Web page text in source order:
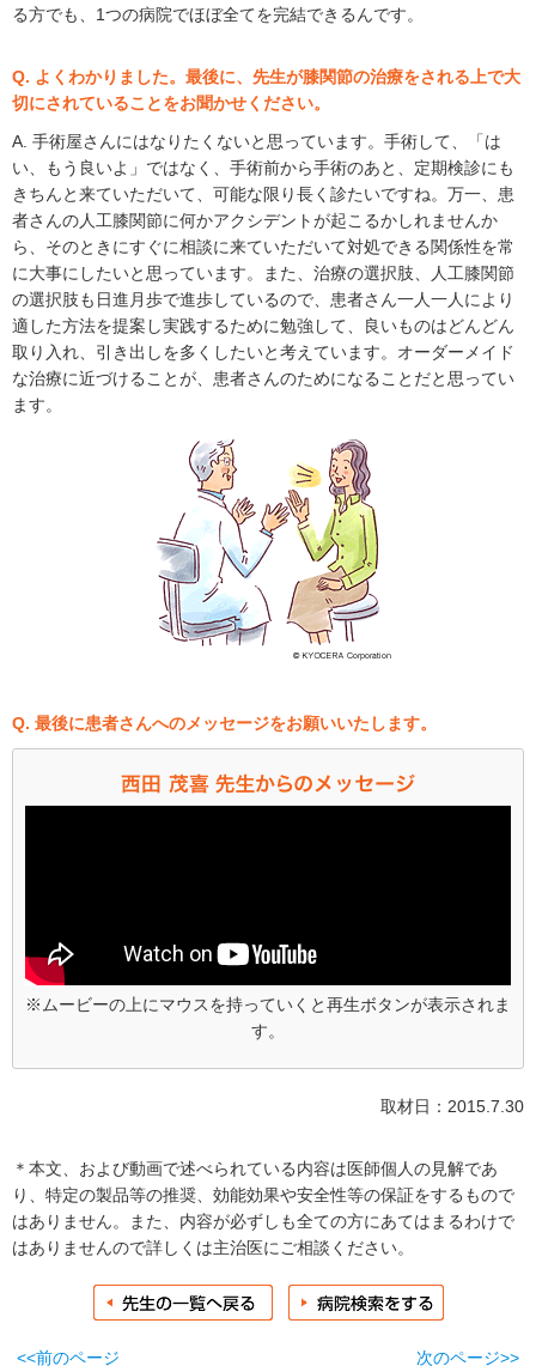
る方でも、1つの病院でほぼ全てを完結できるんです。
Q. よくわかりました。最後に、先生が膝関節の治療をされる上で大
切にされていることをお聞かせください。
A. 手術屋さんにはなりたくないと思っています。手術して、「は
い、もう良いよ」ではなく、手術前から手術のあと、定期検診にも
きちんと来ていただいて、可能な限り長く診たいですね。万一、患
者さんの人工膝関節に何かアクシデントが起こるかしれませんか
ら、そのときにすぐに相談に来ていただいて対処できる関係性を常
に大事にしたいと思っています。また、治療の選択肢、人工膝関節
の選択肢も日進月歩で進歩しているので、患者さん一人一人により
適した方法を提案し実践するために勉強して、良いものはどんどん
取り入れ、引き出しを多くしたいと考えています。オーダーメイド
な治療に近づけることが、患者さんのためになることだと思ってい
ます。
Q. 最後に患者さんへのメッセージをお願いいたします。
※ムービーの上にマウスを持っていくと再生ボタンが表示されま
す。
取材日：2015.7.30
＊本文、および動画で述べられている内容は医師個人の見解であ
り、特定の製品等の推奨、効能効果や安全性等の保証をするもので
はありません。また、内容が必ずしも全ての方にあてはまるわけで
はありませんので詳しくは主治医にご相談ください。
<<前のページ 次のページ>>